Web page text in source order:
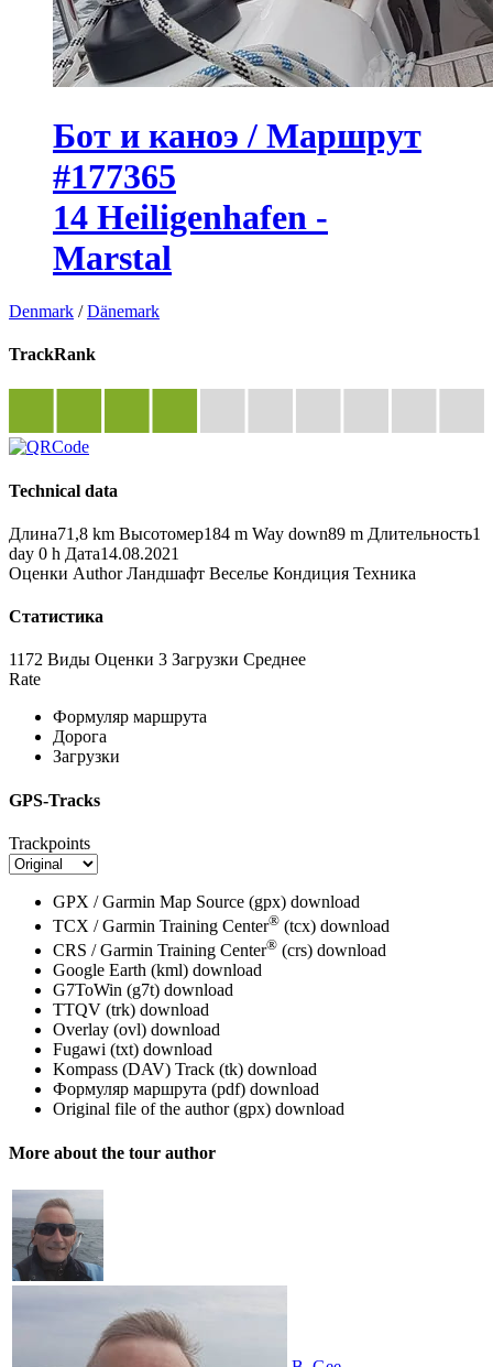
Бот и каноэ / Маршрут
#177365
14 Heiligenhafen -
Marstal
Denmark /Dänemark
TrackRank
Technical data
Длина71,8 km Высотомер184 m Way down89 m Длительность1
day 0 h Дата14.08.2021
Оценки Author Ландшафт Веселье Кондиция Техника
Статистика
1172 Виды Оценки 3 Загрузки Среднее
Rate
Формуляр маршрута
Дорога
Загрузки
GPS-Tracks
Trackpoints
GPX / Garmin Map Source (gpx) download
TCX / Garmin Training Center® (tcx) download
CRS / Garmin Training Center® (crs) download
Google Earth (kml) download
G7ToWin (g7t) download
TTQV (trk) download
Overlay (ovl) download
Fugawi (txt) download
Kompass (DAV) Track (tk) download
Формуляр маршрута (pdf) download
Original file of the author (gpx) download
More about the tour author